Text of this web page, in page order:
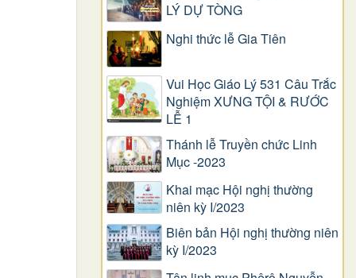
LÝ DỰ TÒNG
Nghi thức lễ Gia Tiên
Vui Học Giáo Lý 531 Câu Trắc
Nghiệm XƯNG TỘI & RƯỚC
LỄ 1
Thánh lễ Truyền chức Linh
Mục -2023
Khai mạc Hội nghị thường
niên kỳ I/2023
Biên bản Hội nghị thường niên
kỳ I/2023